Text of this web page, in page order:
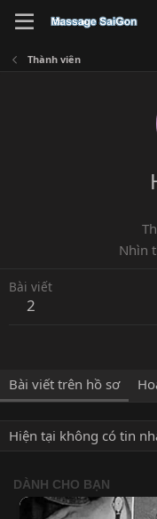
Thành viên
Nhìn
Bài viết
2
Bài viết trên hồ sơ
Hiện tại không có tin